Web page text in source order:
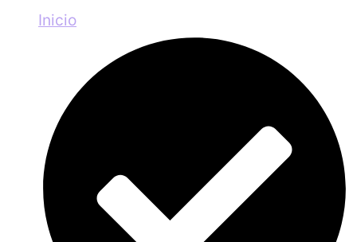
Inicio